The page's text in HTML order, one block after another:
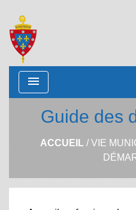
menu
Guide des
ACCUEIL /VIE